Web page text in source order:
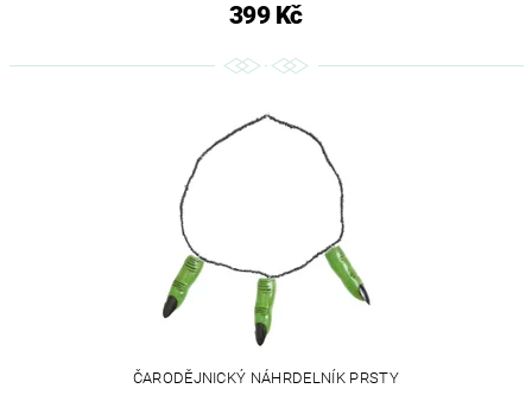
399 Kč
ČARODĚJNICKÝ NÁHRDELNÍK PRSTY